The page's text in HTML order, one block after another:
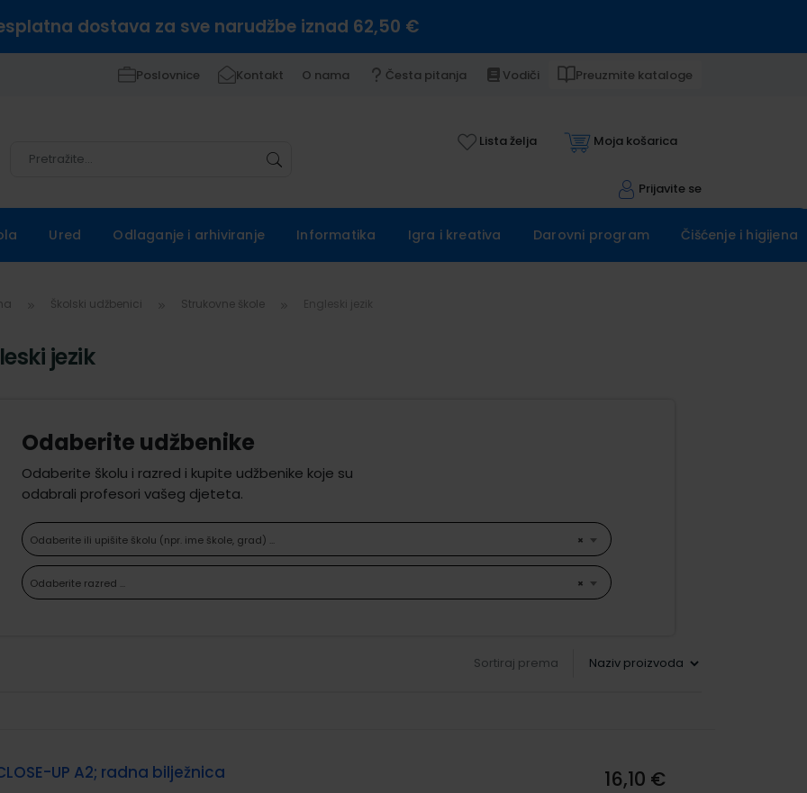
dostava za sve narudžbe iznad 62,50 €
Poslovnice Kontakt O nama Česta pitanja Vodiči Preuzmite kataloge
Lista želja Moja košarica
Prijavite se
Ured Odlaganje i arhiviranje Informatika Igra i kreativa Darovni program Čišćenje i higijena
Školski udžbenici Strukovne škole
jezik
Odaberite udžbenike
Odaberite školu i razred i kupite udžbenike koje su
odabrali profesori vašeg djeteta.
×
Odaberite ili upišite školu (npr. ime škole, grad) ...
×
Odaberite razred ...
Sortiraj prema
UP A2; radna bilježnica 16,10 €